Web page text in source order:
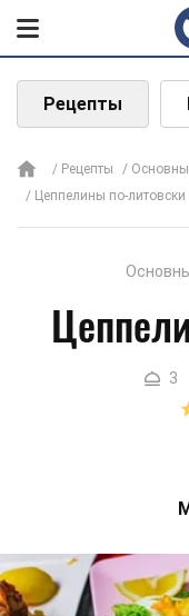
Рецепты
Рецепты
Цеппелины по-литовски
3